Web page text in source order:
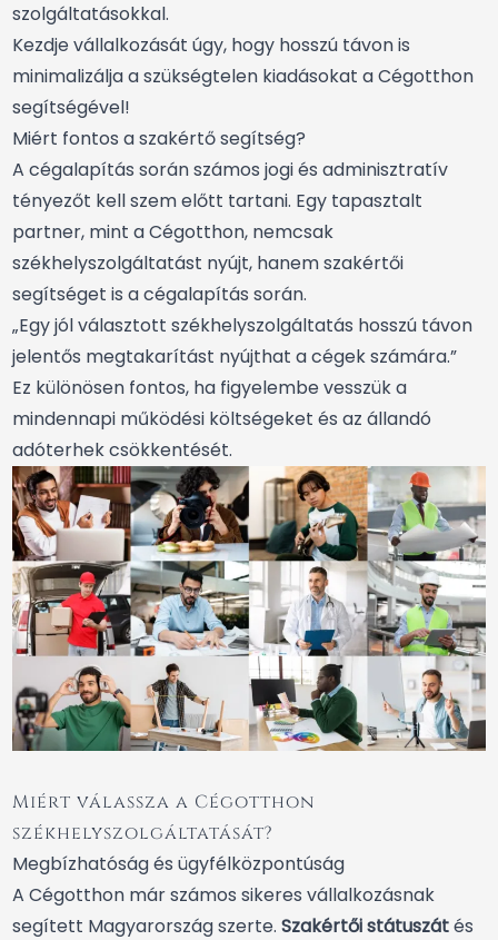
szolgáltatásokkal.
Kezdje vállalkozását úgy, hogy hosszú távon is
minimalizálja a szükségtelen kiadásokat a Cégotthon
segítségével!
Miért fontos a szakértő segítség?
A cégalapítás során számos jogi és adminisztratív
tényezőt kell szem előtt tartani. Egy tapasztalt
partner, mint a Cégotthon, nemcsak
székhelyszolgáltatást nyújt, hanem szakértői
segítséget is a cégalapítás során.
„Egy jól választott székhelyszolgáltatás hosszú távon
jelentős megtakarítást nyújthat a cégek számára.”
Ez különösen fontos, ha figyelembe vesszük a
mindennapi működési költségeket és az állandó
adóterhek csökkentését.
Miért válassza a Cégotthon
székhelyszolgáltatását?
Megbízhatóság és ügyfélközpontúság
A Cégotthon már számos sikeres vállalkozásnak
segített Magyarország szerte. Szakértői státuszátés